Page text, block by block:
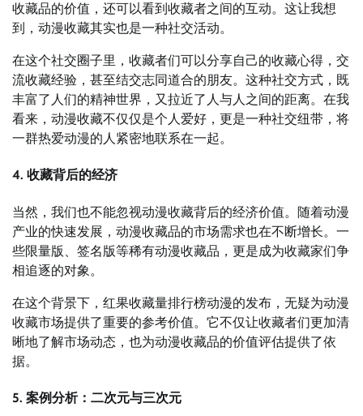
收藏品的价值，还可以看到收藏者之间的互动。这让我想
到，动漫收藏其实也是一种社交活动。
在这个社交圈子里，收藏者们可以分享自己的收藏心得，交
流收藏经验，甚至结交志同道合的朋友。这种社交方式，既
丰富了人们的精神世界，又拉近了人与人之间的距离。在我
看来，动漫收藏不仅仅是个人爱好，更是一种社交纽带，将
一群热爱动漫的人紧密地联系在一起。
4. 收藏背后的经济
当然，我们也不能忽视动漫收藏背后的经济价值。随着动漫
产业的快速发展，动漫收藏品的市场需求也在不断增长。一
些限量版、签名版等稀有动漫收藏品，更是成为收藏家们争
相追逐的对象。
在这个背景下，红果收藏量排行榜动漫的发布，无疑为动漫
收藏市场提供了重要的参考价值。它不仅让收藏者们更加清
晰地了解市场动态，也为动漫收藏品的价值评估提供了依
据。
5. 案例分析：二次元与三次元